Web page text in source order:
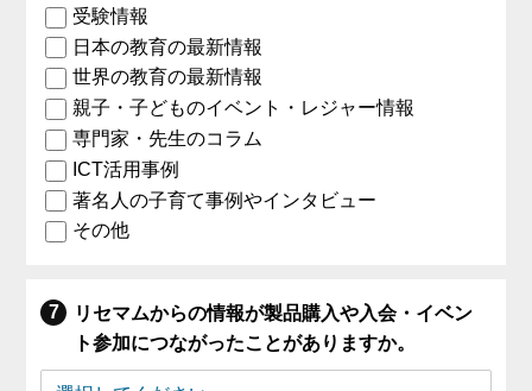
受験情報
日本の教育の最新情報
世界の教育の最新情報
親子・子どものイベント・レジャー情報
専門家・先生のコラム
ICT活用事例
著名人の子育て事例やインタビュー
その他
リセマムからの情報が製品購入や入会・イベン
ト参加につながったことがありますか。